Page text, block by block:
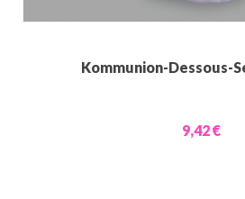
Kommunion-Dessous-
9,42 €